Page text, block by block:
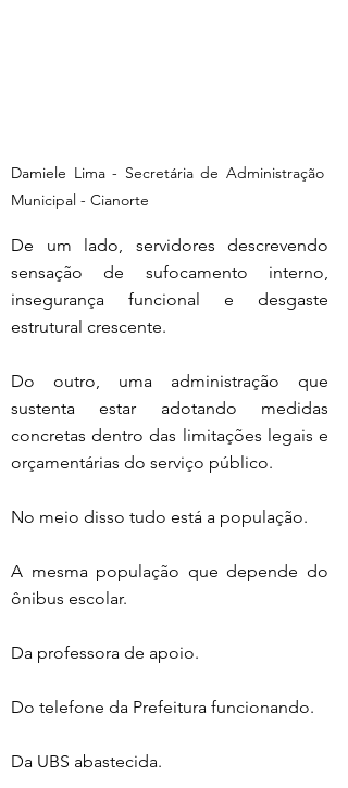
Damiele Lima - Secretária de Administração
Municipal - Cianorte
De um lado, servidores descrevendo
sensação de sufocamento interno,
insegurança funcional e desgaste
estrutural crescente.
Do outro, uma administração que
sustenta estar adotando medidas
concretas dentro das limitações legais e
orçamentárias do serviço público.
No meio disso tudo está a população.
A mesma população que depende do
ônibus escolar.
Da professora de apoio.
Do telefone da Prefeitura funcionando.
Da UBS abastecida.